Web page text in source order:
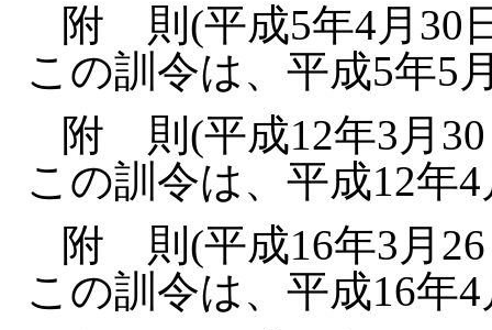
附 則(平成5年4月30
この訓令は、平成5年5
附 則(平成12年3月
この訓令は、平成12年
附 則(平成16年3月
この訓令は、平成16年